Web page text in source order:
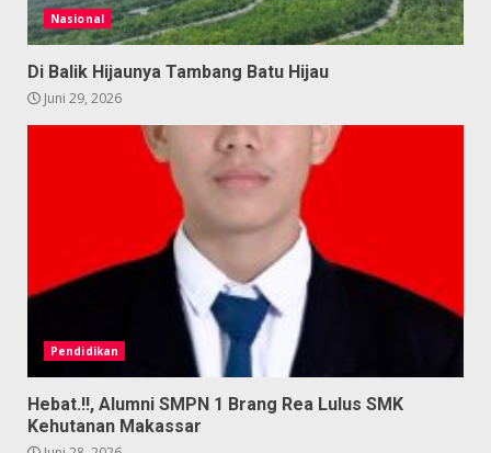
Nasional
Di Balik Hijaunya Tambang Batu Hijau
Juni 29, 2026
Pendidikan
Hebat.!!, Alumni SMPN 1 Brang Rea Lulus SMK
Kehutanan Makassar